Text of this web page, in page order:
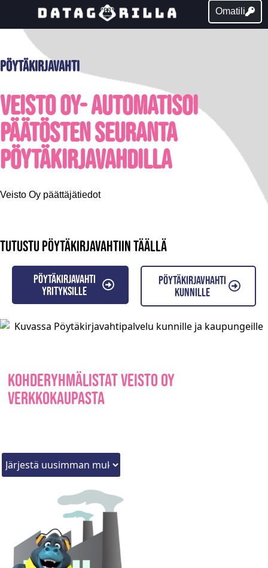
Omatili
Pöytäkirjavahti
Veisto Oy- Automatisoi
päätösten seuranta
pöytäkirjavahdilla
Veisto Oy päättäjätiedot
Tutustu pöytäkirjavahtiin täällä
Pöytäkirjavahti
yrityksille
Pöytäkirjavhahti
kunnille
Kohderyhmälistat Veisto Oy
verkkokaupasta